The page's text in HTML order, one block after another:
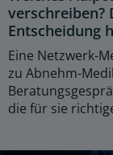
verschreiben?
Entscheidung
Eine Netzwerk-
zu Abnehm-
die für sie